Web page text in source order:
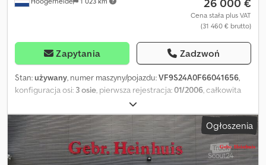
newslettera, aby otrzymywać cotygodniowe aktualizacje naszej
Cena stała plus VAT
(31 460 € brutto)
Zapytania Zadzwoń
Stan:używany, numer maszyny/pojazdu:VF9S24A0F66041656,
konfiguracja osi: 3 osie, pierwsza rejestracja:01/2006, całkowita
, całkowita szerokość:
wysokość:3 600 mm, zawieszenie:powietrze, rozmiar opony:
385/65 R22.5, kolor:inny, Rok budowy:2006, Podwozie
Aluminiowe felgi: ✓ Wysokość podwozia: 100 cm Średnica
sworznia sprzęgu / siodła: 2 cale Konstrukcja Wysokość talerza:
Ogłoszenia